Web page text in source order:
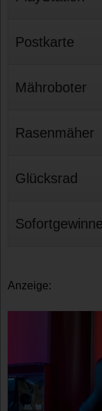
Postkarte
Mähroboter
Rasenmäher
Glücksrad
Sofortgewinne
Anzeige: